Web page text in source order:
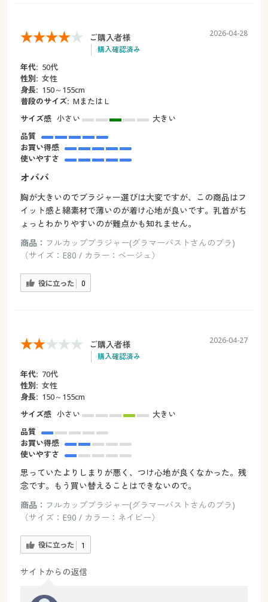
ご購入者様
購入確認済み
2026-04-28
年代: 50代
性別: 女性
身長: 150～155cm
普段のサイズ: MまたはＬ
サイズ感 小さい
大きい
品質
お買い得感
使いやすさ
オババ
胸が大きいのでブラジャー選びは大変ですが、この商品はフ
イット感と綿素材で薄いのが着け心地が良いです。乳首がち
ょっとわかりやすいのが難点かも知れません。
商品： フルカップブラジャー(グラマーバストさんのブラ)
（サイズ：E80 / カラー：ベージュ）
役に立った 0
ご購入者様
購入確認済み
2026-04-27
年代: 70代
性別: 女性
身長: 150～155cm
サイズ感 小さい
大きい
品質
お買い得感
使いやすさ
思っていたよりしまりが悪く、つけ心地が良くなかった。残
念です。もう買い替えることはできないので。
商品： フルカップブラジャー(グラマーバストさんのブラ)
（サイズ：E90 / カラー：ネイビー）
役に立った 1
サイトからの返信